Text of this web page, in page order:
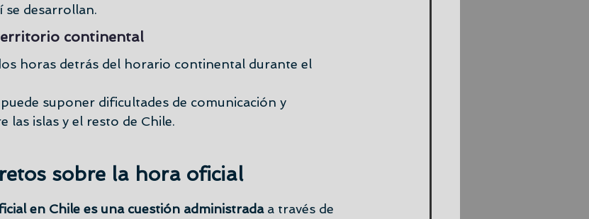
se desarrollan.
continental
horas detrás del horario continental durante el
suponer dificultades de comunicación y
las islas y el resto de Chile.
sobre la hora oficial
en Chile es una cuestión administrada a través de